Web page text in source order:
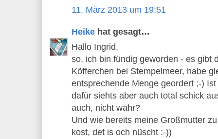
11. März 2013 um 19:51
Heike hat gesagt…
Hallo Ingrid,
so, ich bin fündig geworden - es gibt
Köfferchen bei Stempelmeer, habe
entsprechende Menge geordert ;-)
dafür siehts aber auch total schick
auch, nicht wahr?
Und wie bereits meine Großmutter
kost, det is och nüscht :-))